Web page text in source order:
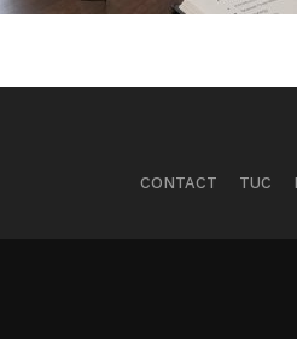
CONTACT TUC